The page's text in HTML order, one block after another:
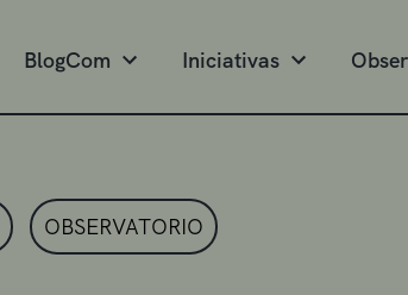
BlogCom Iniciativas
OBSERVATORIO